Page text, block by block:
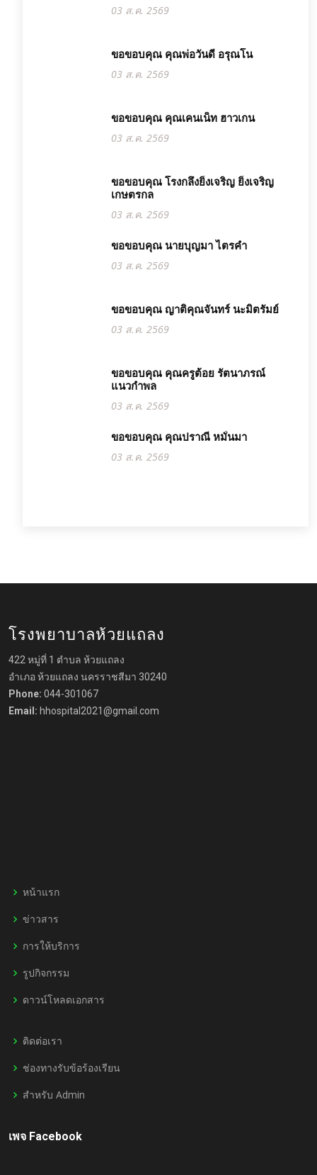
03 ส.ค. 2569
ขอขอบคุณ คุณพ่อวันดี อรุณโน
03 ส.ค. 2569
ขอขอบคุณ คุณเคนเน็ท ฮาวเกน
03 ส.ค. 2569
ขอขอบคุณ โรงกลึงยิ่งเจริญ ยิ่งเจริญ
เกษตรกล
03 ส.ค. 2569
ขอขอบคุณ นายบุญมา ไตรคำ
03 ส.ค. 2569
ขอขอบคุณ ญาติคุณจันทร์ นะมิตรัมย์
03 ส.ค. 2569
ขอขอบคุณ คุณครูต้อย รัตนาภรณ์
แนวกำพล
03 ส.ค. 2569
ขอขอบคุณ คุณปราณี หมั่นมา
03 ส.ค. 2569
โรงพยาบาลห้วยแถลง
422 หมู่ที่ 1 ตำบล ห้วยแถลง
อำเภอ ห้วยแถลง นครราชสีมา 30240
Phone: 044-301067
Email: hhospital2021@gmail.com
หน้าแรก
ข่าวสาร
การให้บริการ
รูปกิจกรรม
ดาวน์โหลดเอกสาร
ติดต่อเรา
ช่องทางรับข้อร้องเรียน
สำหรับ Admin
เพจ Facebook